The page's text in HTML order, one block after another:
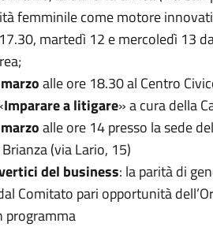
femminile come motore
martedì 12 e mercoledì 13
alle ore 18.30 al Centro
Imparare a litigare» a cura della
alle ore 14 presso la sede
(via Lario, 15)
del business: la parità di
Comitato pari opportunità
programma